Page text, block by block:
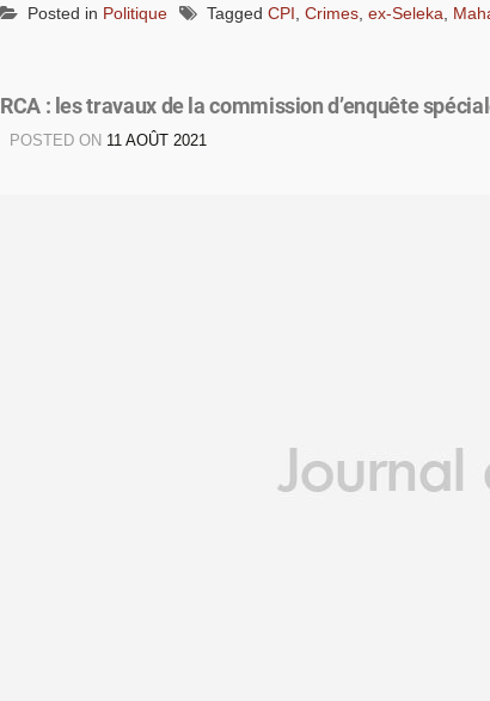
Posted in Politique Tagged CPI Crimes ex-Seleka
RCA : les travaux de la commission d’enquête
POSTED ON 11 AOÛT 2021